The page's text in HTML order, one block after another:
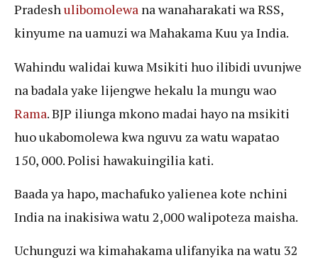
Pradeshulibomolewa na wanaharakati wa RSS,
kinyume na uamuzi wa Mahakama Kuu ya India.
Wahindu walidai kuwa Msikiti huo ilibidi uvunjwe
na badala yake lijengwe hekalu la mungu wao
Rama. BJP iliunga mkono madai hayo na msikiti
huo ukabomolewa kwa nguvu za watu wapatao
150, 000. Polisi hawakuingilia kati.
Baada ya hapo, machafuko yalienea kote nchini
India na inakisiwa watu 2,000 walipoteza maisha.
Uchunguzi wa kimahakama ulifanyika na watu 32